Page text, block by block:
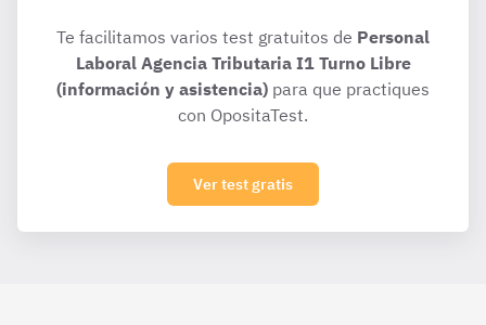
Te facilitamos varios test gratuitos de Personal
Laboral Agencia Tributaria I1 Turno Libre
(información y asistencia) para que practiques
con OpositaTest.
Ver test gratis